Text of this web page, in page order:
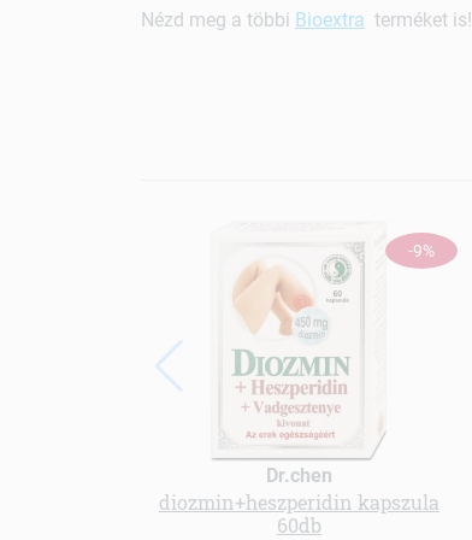
Nézd meg a többi Bioextra terméket is!
-9%
Dr.chen
diozmin+heszperidin kapszula
60db